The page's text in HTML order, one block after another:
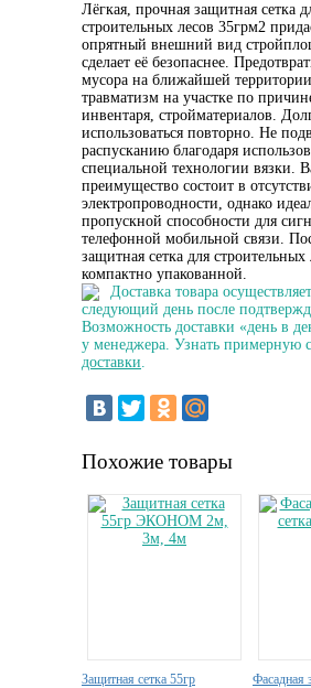
Лёгкая, прочная защитная сетка
строительных лесов 35грм2
опрятный внешний вид
сделает её безопаснее.
мусора на ближайшей
травматизм на участке по
инвентаря, стройматериалов.
использоваться повторно. Не
распусканию благодаря
специальной технологии вязки.
преимущество состоит в
электропроводности, однако
пропускной способности для
телефонной мобильной связи.
защитная сетка для строительных
компактно упакованной.
Доставка товара
следующий день после
Возможность доставки «день в
у менеджера. Узнать примерную
доставки.
Похожие товары
Защитная сетка 55гр
Фасадная